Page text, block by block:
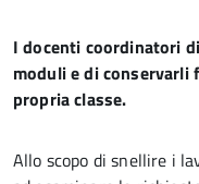
I docenti coordinatori
moduli e di
propria classe.
Allo scopo di snellire i